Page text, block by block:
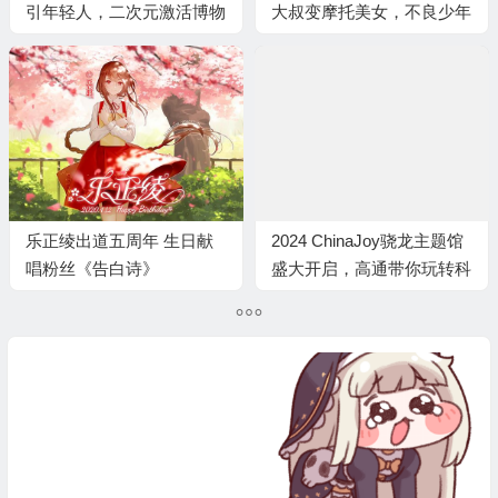
引年轻人，二次元激活博物
大叔变摩托美女，不良少年
乐正绫出道五周年 生日献
唱粉丝《告白诗》
2024 ChinaJoy骁龙主题馆
盛大开启，高通带你玩转科